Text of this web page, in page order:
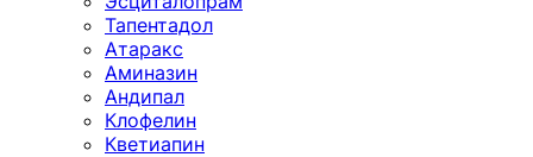
Тапентадол
Атаракс
Аминазин
Андипал
Клофелин
Кветиапин